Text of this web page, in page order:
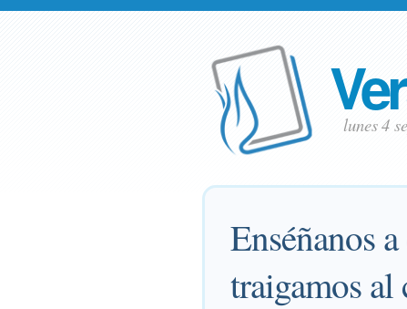
lunes 4
Enséñanos
traigamos al